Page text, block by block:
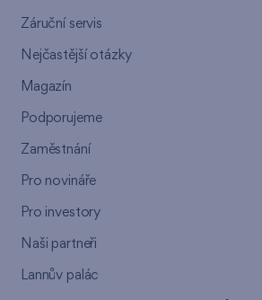
Záruční servis
Nejčastější otázky
Magazín
Podporujeme
Zaměstnání
Pro novináře
Pro investory
Naši partneři
Lannův palác